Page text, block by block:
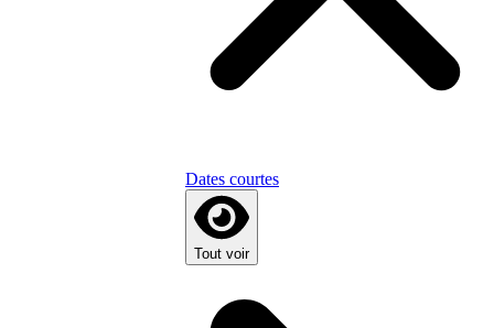
Dates courtes
Tout voir